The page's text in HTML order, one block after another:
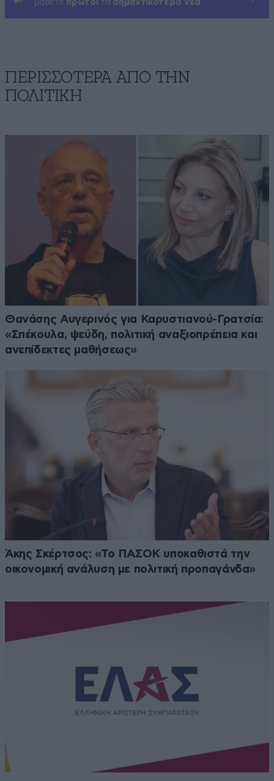
μάθετε πρώτοι τα σημαντικότερα νέα
ΠΕΡΙΣΣΟΤΕΡΑ ΑΠΟ ΤΗΝ
ΠΟΛΙΤΙΚΗ
Θανάσης Αυγερινός για Καρυστιανού-Γρατσία:
«Σπέκουλα, ψεύδη, πολιτική αναξιοπρέπεια και
ανεπίδεκτες μαθήσεως»
Άκης Σκέρτσος: «Το ΠΑΣΟΚ υποκαθιστά την
οικονομική ανάλυση με πολιτική προπαγάνδα»